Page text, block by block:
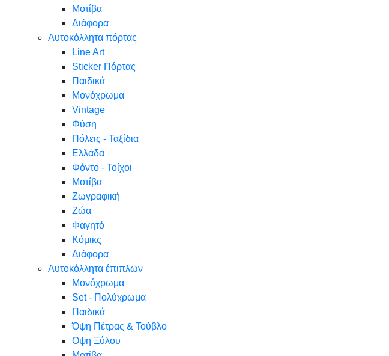
Μοτίβα
Διάφορα
Αυτοκόλλητα πόρτας
Line Art
Sticker Πόρτας
Παιδικά
Μονόχρωμα
Vintage
Φύση
Πόλεις - Ταξίδια
Ελλάδα
Φόντο - Τοίχοι
Μοτίβα
Ζωγραφική
Ζώα
Φαγητό
Κόμικς
Διάφορα
Αυτοκόλλητα έπιπλων
Μονόχρωμα
Set - Πολύχρωμα
Παιδικά
Όψη Πέτρας & Τούβλο
Oψη Ξύλου